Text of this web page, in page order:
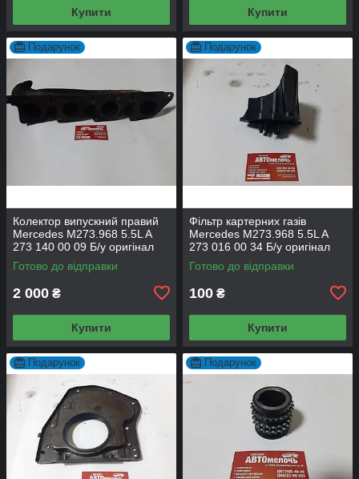
Купити Купити
Подарунок
Колектор випускний правий
Mercedes M273.968 5.5L A
273 140 00 09 Б/у оригінал
Готово до відправки
2 000 ₴
Купити
Подарунок
Фільтр картерних газів
Mercedes M273.968 5.5L A
273 016 00 34 Б/у оригінал
Готово до відправки
100 ₴
Купити
Подарунок Подарунок